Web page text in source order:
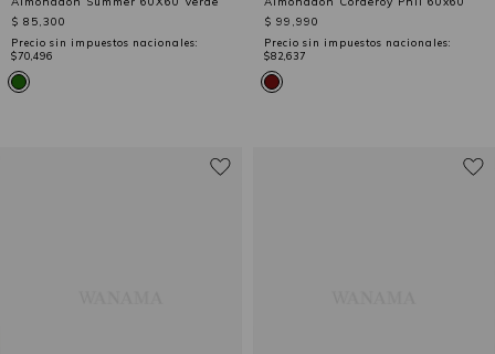
$ 85,300
Precio sin impuestos nacionales:
$70,496
$ 99,990
Precio sin impuestos nacionales:
$82,637